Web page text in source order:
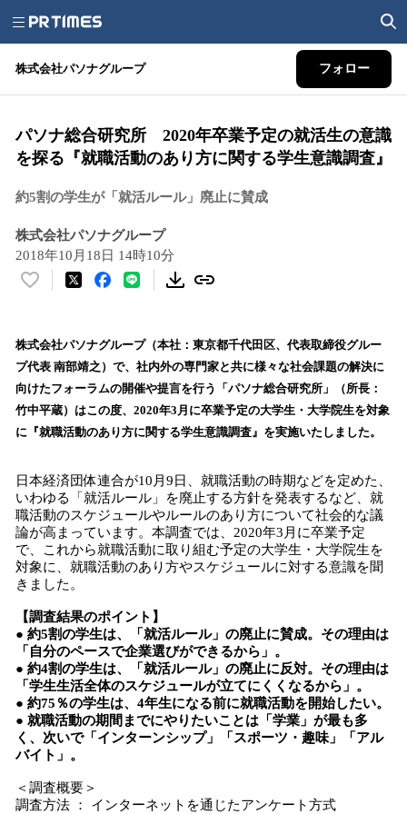
株式会社パソナグループ フォロー
パソナ総合研究所 2020年卒業予定の就活生の意識
を探る『就職活動のあり方に関する学生意識調査』
約5割の学生が「就活ルール」廃止に賛成
株式会社パソナグループ
2018年10月18日 14時10分
い
！
数
を
読
込
中
で
す
株式会社パソナグループ（本社：東京都千代田区、代表取締役グルー
プ代表 南部靖之）で、社内外の専門家と共に様々な社会課題の解決に
向けたフォーラムの開催や提言を行う「パソナ総合研究所」（所長：
竹中平蔵）はこの度、2020年3月に卒業予定の大学生・大学院生を対象
に『就職活動のあり方に関する学生意識調査』を実施いたしました。
日本経済団体連合が10月9日、就職活動の時期などを定めた、
いわゆる「就活ルール」を廃止する方針を発表するなど、就
職活動のスケジュールやルールのあり方について社会的な議
論が高まっています。本調査では、2020年3月に卒業予定
で、これから就職活動に取り組む予定の大学生・大学院生を
対象に、就職活動のあり方やスケジュールに対する意識を聞
きました。
【調査結果のポイント】
● 約5割の学生は、「就活ルール」の廃止に賛成。その理由は
「自分のペースで企業選びができるから」。
● 約4割の学生は、「就活ルール」の廃止に反対。その理由は
「学生生活全体のスケジュールが立てにくくなるから」。
● 約75％の学生は、4年生になる前に就職活動を開始したい。
● 就職活動の期間までにやりたいことは「学業」が最も多
く、次いで「インターンシップ」「スポーツ・趣味」「アル
バイト」。
＜調査概要＞
調査方法 ： インターネットを通じたアンケート方式